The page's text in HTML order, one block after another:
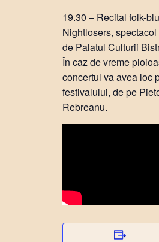
19.30 – Recital folk-
Nightlosers,
de Palatul Culturii
În caz de vreme
concertul va avea loc
festivalului, de pe
Rebreanu.